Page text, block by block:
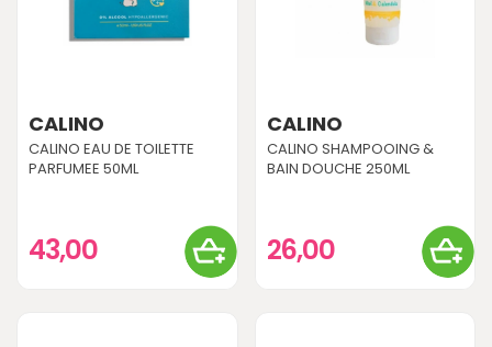
CALINO
CALINO EAU DE TOILETTE
PARFUMEE 50ML
43,00
CALINO
CALINO SHAMPOOING &
BAIN DOUCHE 250ML
26,00